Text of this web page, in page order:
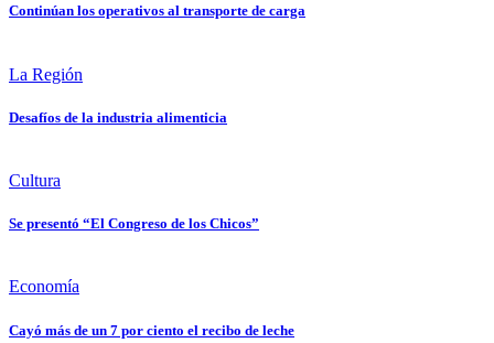
Continúan los operativos al transporte de carga
La Región
Desafíos de la industria alimenticia
Cultura
Se presentó “El Congreso de los Chicos”
Economía
Cayó más de un 7 por ciento el recibo de leche